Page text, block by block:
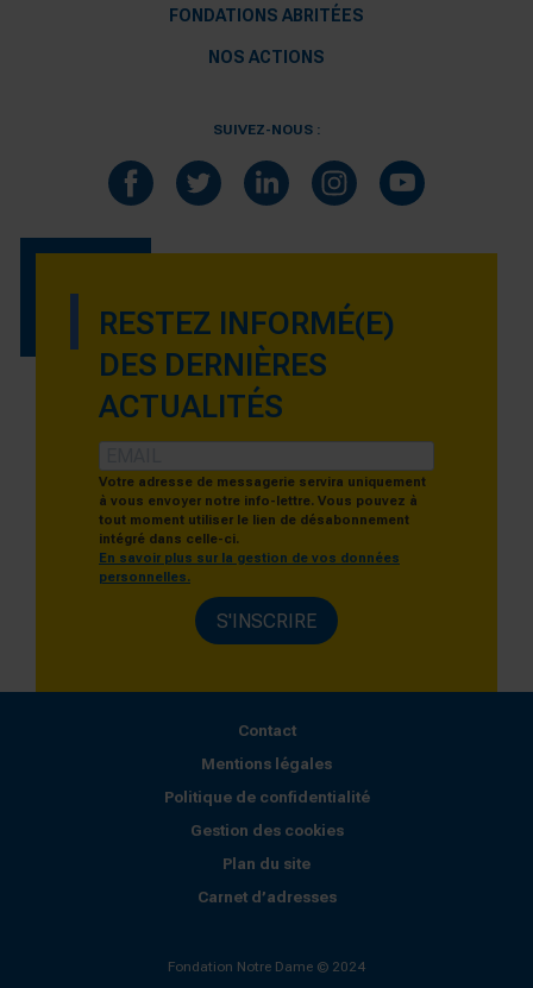
FONDATIONS ABRITÉES
NOS ACTIONS
SUIVEZ-NOUS :
RESTEZ INFORMÉ(E)
DES DERNIÈRES
ACTUALITÉS
Votre adresse de messagerie servira uniquement
à vous envoyer notre info-lettre. Vous pouvez à
tout moment utiliser le lien de désabonnement
intégré dans celle-ci.
En savoir plus sur la gestion de vos données
personnelles.
S'INSCRIRE
Contact
Mentions légales
Politique de confidentialité
Gestion des cookies
Plan du site
Carnet d’adresses
Fondation Notre Dame © 2024